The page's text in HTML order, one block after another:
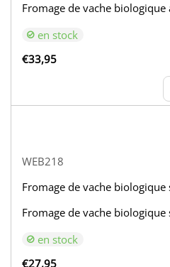
Fromage de vache
en stock
€33,95
WEB218
Fromage de vache biologique
Fromage de vache biologique
en stock
€27,95